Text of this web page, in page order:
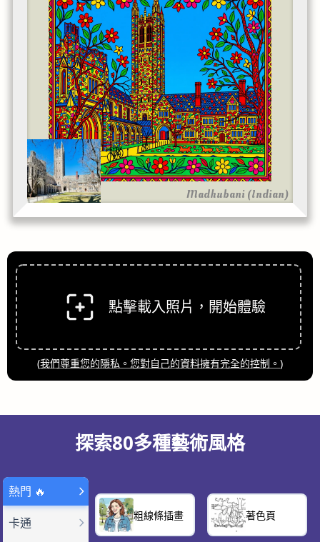
Madhubani (Indian)
點擊載入照片，開始體驗
(我們尊重您的隱私。您對自己的資料擁有完全的控制。 )
探索80多種藝術風格
熱門 🔥
卡通
粗線條插畫 著色頁